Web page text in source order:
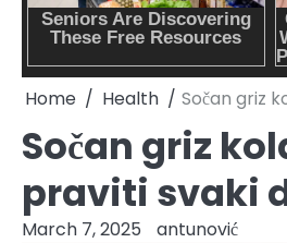
Home Health Sočan griz
Sočan griz
praviti svaki
March 7, 2025 antunović